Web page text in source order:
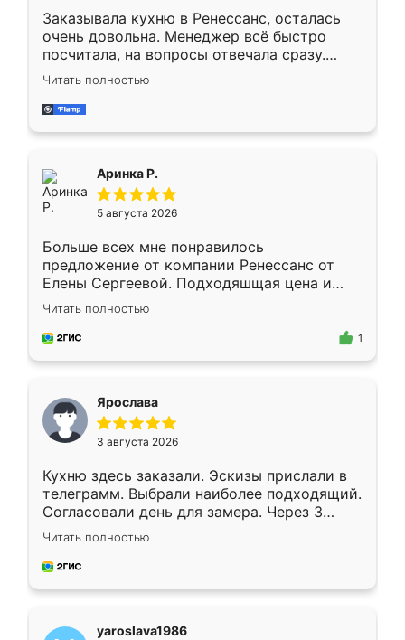
Заказывала кухню в Ренессанс, осталась
очень довольна. Менеджер всё быстро
посчитала, на вопросы отвечала сразу.
Замерщик приехал в субботу, подошёл к
делу со всей ответственностью. Собрали
за день, ребята работали аккуратно, даже
Читать полностью
Аринка Р.
5 августа 2026
Больше всех мне понравилось
предложение от компании Ренессанс от
Елены Сергеевой. Подходяшщая цена и
короткие сроки изготовления. Приехавший
для замера сотрудник Владислав
предложил по моему эскизу самый
Читать полностью
1
Ярослава
3 августа 2026
Кухню здесь заказали. Эскизы прислали в
телеграмм. Выбрали наиболее подходящий.
Согласовали день для замера. Через 3
недели кухня была уже готова. Остались
довольны работой. Спасибо Ренессанс
мебель за качественную работу!
Читать полностью
yaroslava1986